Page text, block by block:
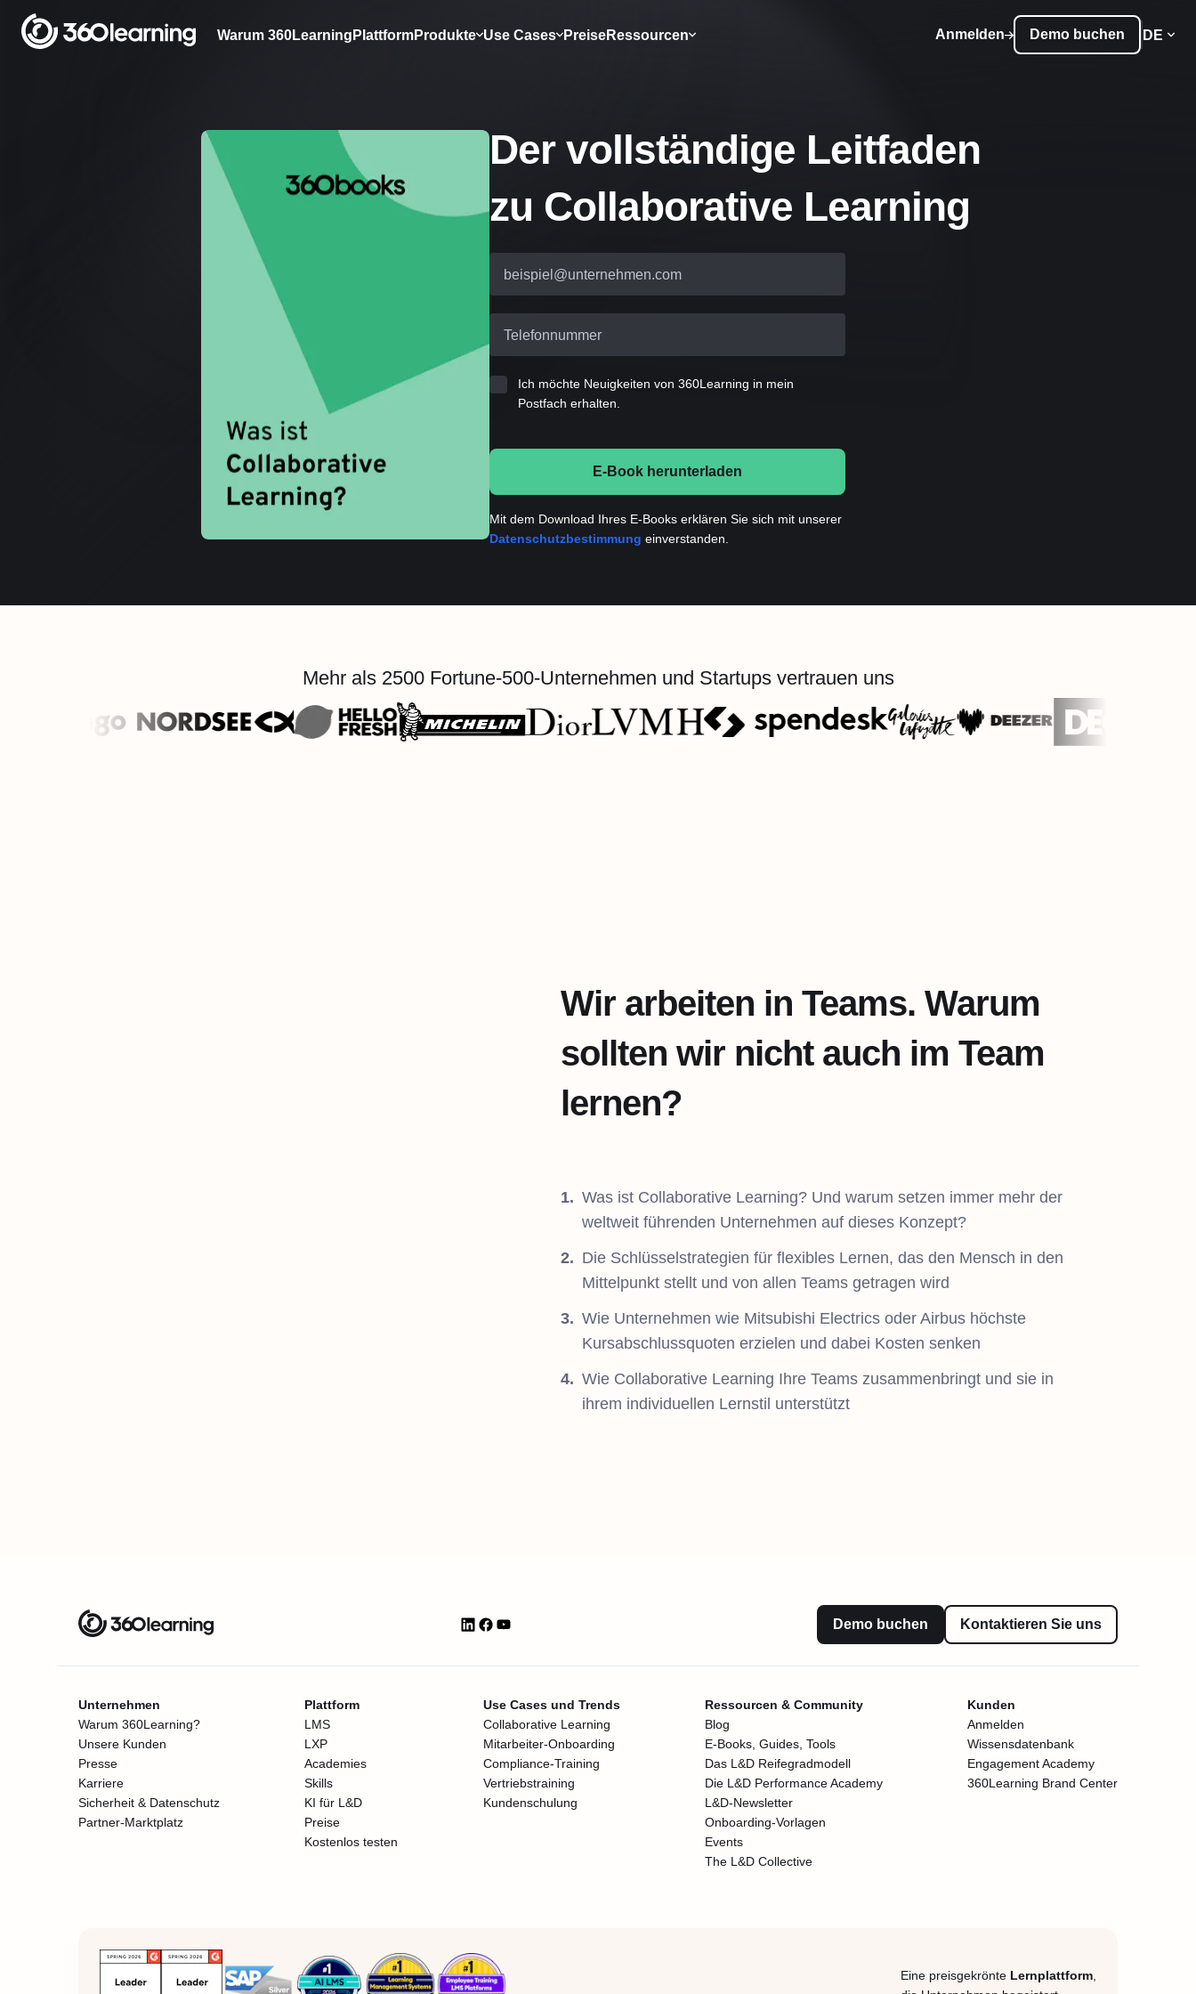
Warum 360Learning PlattformProdukte Use Cases PreiseRessourcen Anmelden Demo buchen DE
Der vollständige Leitfaden
zu Collaborative Learning
beispiel@unternehmen.com
Telefonnummer
Ich möchte Neuigkeiten von 360Learning in mein
Postfach erhalten.
E-Book herunterladen
Mit dem Download Ihres E-Books erklären Sie sich mit unserer
Datenschutzbestimmung einverstanden.
Mehr als 2500 Fortune-500-Unternehmen und Startups vertrauen uns
Wir arbeiten in Teams. Warum
sollten wir nicht auch im Team
lernen?
Was ist Collaborative Learning? Und warum setzen immer mehr der
weltweit führenden Unternehmen auf dieses Konzept?
Die Schlüsselstrategien für flexibles Lernen, das den Mensch in den
Mittelpunkt stellt und von allen Teams getragen wird
Wie Unternehmen wie Mitsubishi Electrics oder Airbus höchste
Kursabschlussquoten erzielen und dabei Kosten senken
Wie Collaborative Learning Ihre Teams zusammenbringt und sie in
ihrem individuellen Lernstil unterstützt
Demo buchen Kontaktieren Sie uns
Unternehmen
Warum 360Learning?
Unsere Kunden
Presse
Karriere
Sicherheit & Datenschutz
Partner-Marktplatz
Plattform
LMS
LXP
Academies
Skills
KI für L&D
Preise
Kostenlos testen
Use Cases und Trends
Collaborative Learning
Mitarbeiter-Onboarding
Compliance-Training
Vertriebstraining
Kundenschulung
Ressourcen & Community
Blog
E-Books, Guides, Tools
Das L&D Reifegradmodell
Die L&D Performance Academy
L&D-Newsletter
Onboarding-Vorlagen
Events
The L&D Collective
Kunden
Anmelden
Wissensdatenbank
Engagement Academy
360Learning Brand Center
Eine preisgekrönte Lernplattform